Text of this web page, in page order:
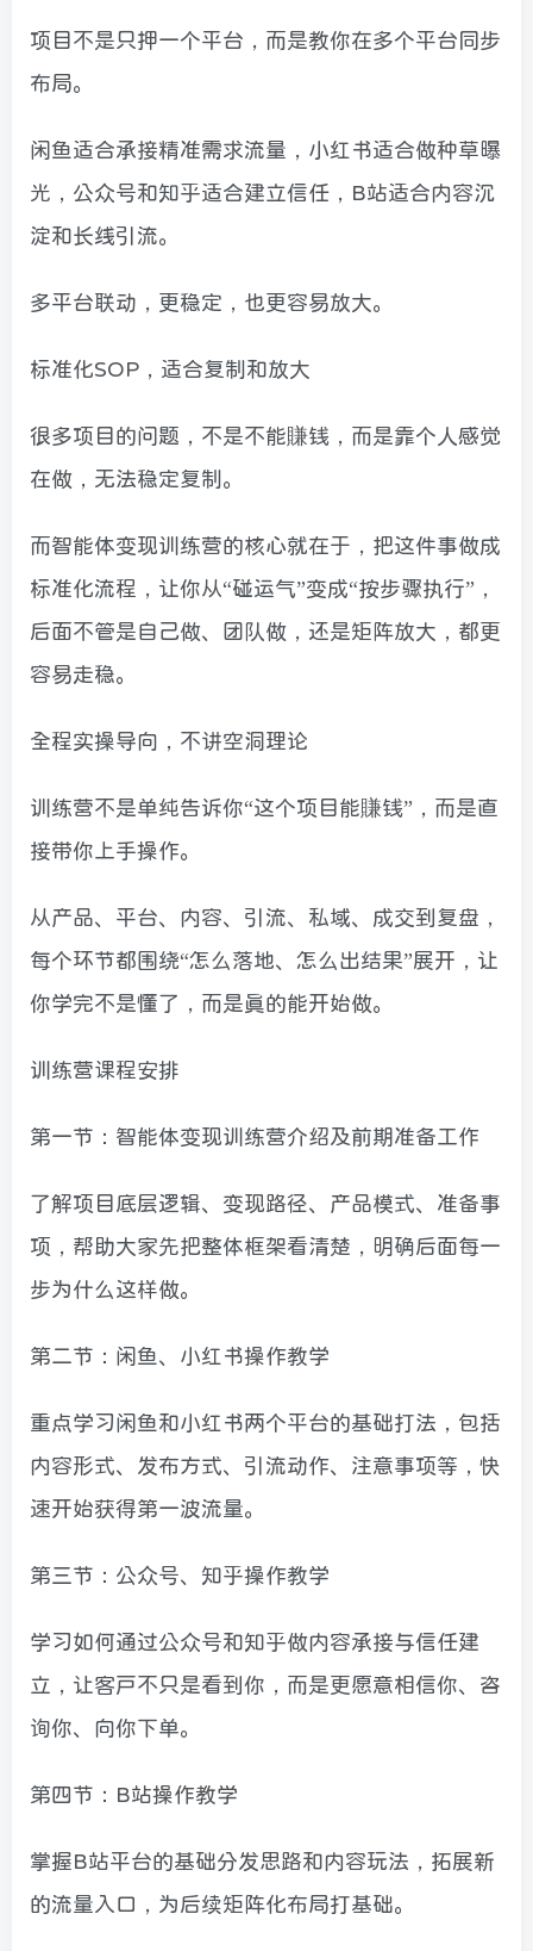
项目不是只押一个平台，而是教你在多个平台同步
布局。
闲鱼适合承接精准需求流量，小红书适合做种草曝
光，公众号和知乎适合建立信任，B站适合内容沉
淀和长线引流。
多平台联动，更稳定，也更容易放大。
标准化SOP，适合复制和放大
很多项目的问题，不是不能賺钱，而是靠个人感觉
在做，无法稳定复制。
而智能体变现训练营的核心就在于，把这件事做成
标准化流程，让你从“碰运气”变成“按步骤执行”，
后面不管是自己做、团队做，还是矩阵放大，都更
容易走稳。
全程实操导向，不讲空洞理论
训练营不是单纯告诉你“这个项目能賺钱”，而是直
接带你上手操作。
从产品、平台、内容、引流、私域、成交到复盘，
每个环节都围绕“怎么落地、怎么出结果”展开，让
你学完不是懂了，而是真的能开始做。
训练营课程安排
第一节：智能体变现训练营介绍及前期准备工作
了解项目底层逻辑、变现路径、产品模式、准备事
项，帮助大家先把整体框架看清楚，明确后面每一
步为什么这样做。
第二节：闲鱼、小红书操作教学
重点学习闲鱼和小红书两个平台的基础打法，包括
内容形式、发布方式、引流动作、注意事项等，快
速开始获得第一波流量。
第三节：公众号、知乎操作教学
学习如何通过公众号和知乎做内容承接与信任建
立，让客户不只是看到你，而是更愿意相信你、咨
询你、向你下单。
第四节：B站操作教学
掌握B站平台的基础分发思路和内容玩法，拓展新
的流量入口，为后续矩阵化布局打基础。